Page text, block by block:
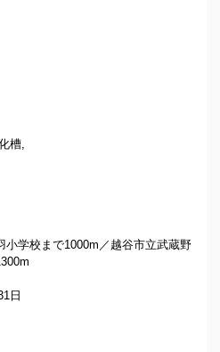
槽,
小学校まで1000m／越谷市立武蔵野
日